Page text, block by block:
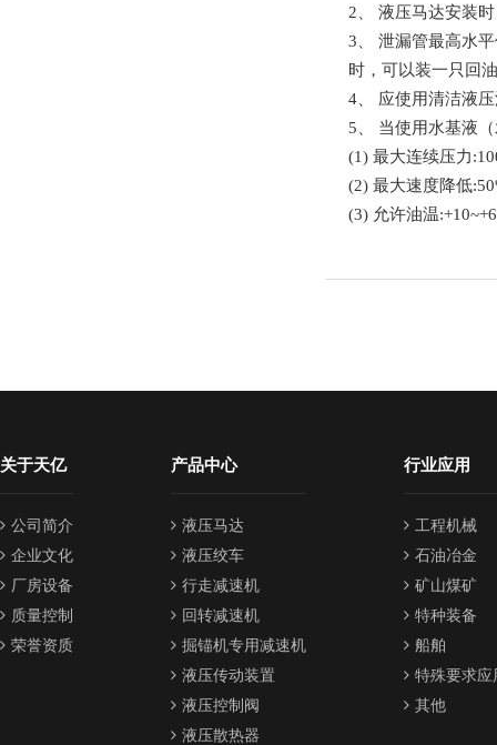
2、 液压马达安装
3、 泄漏管最高水
时，可以装一只回
4、 应使用清洁液
5、 当使用水基液
(1) 最大连续压力
(2) 最大速度降低
(3) 允许油温
关于天亿
公司简介
企业文化
厂房设备
质量控制
荣誉资质
产品中心
液压马达
液压绞车
行走减速机
回转减速机
掘锚机专用减速机
液压传动装置
液压控制阀
液压散热器
行业应用
工程机械
石油冶金
矿山煤矿
特种装备
船舶
特殊要求应
其他